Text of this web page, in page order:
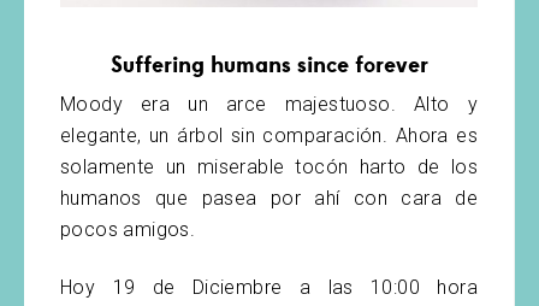
Suffering humans since forever
Moody era un arce majestuoso. Alto y
elegante, un árbol sin comparación. Ahora es
solamente un miserable tocón harto de los
humanos que pasea por ahí con cara de
pocos amigos.
Hoy 19 de Diciembre a las 10:00 hora